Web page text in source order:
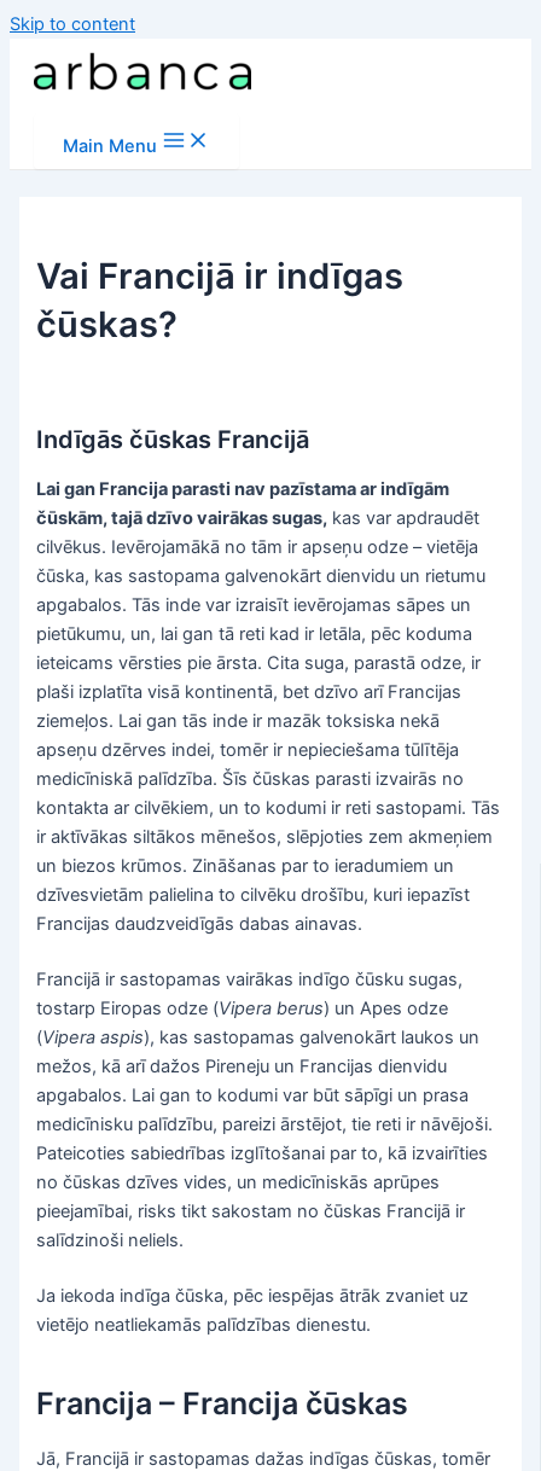
Skip to content
Main Menu
Vai Francijā ir indīgas
čūskas?
Indīgās čūskas Francijā
Lai gan Francija parasti nav pazīstama ar indīgām
čūskām, tajā dzīvo vairākas sugas, kas var apdraudēt
cilvēkus. Ievērojamākā no tām ir apseņu odze – vietēja
čūska, kas sastopama galvenokārt dienvidu un rietumu
apgabalos. Tās inde var izraisīt ievērojamas sāpes un
pietūkumu, un, lai gan tā reti kad ir letāla, pēc koduma
ieteicams vērsties pie ārsta. Cita suga, parastā odze, ir
plaši izplatīta visā kontinentā, bet dzīvo arī Francijas
ziemeļos. Lai gan tās inde ir mazāk toksiska nekā
apseņu dzērves indei, tomēr ir nepieciešama tūlītēja
medicīniskā palīdzība. Šīs čūskas parasti izvairās no
kontakta ar cilvēkiem, un to kodumi ir reti sastopami. Tās
ir aktīvākas siltākos mēnešos, slēpjoties zem akmeņiem
un biezos krūmos. Zināšanas par to ieradumiem un
dzīvesvietām palielina to cilvēku drošību, kuri iepazīst
Francijas daudzveidīgās dabas ainavas.
Francijā ir sastopamas vairākas indīgo čūsku sugas,
tostarp Eiropas odze (Vipera berus) un Apes odze
(Vipera aspis), kas sastopamas galvenokārt laukos un
mežos, kā arī dažos Pireneju un Francijas dienvidu
apgabalos. Lai gan to kodumi var būt sāpīgi un prasa
medicīnisku palīdzību, pareizi ārstējot, tie reti ir nāvējoši.
Pateicoties sabiedrības izglītošanai par to, kā izvairīties
no čūskas dzīves vides, un medicīniskās aprūpes
pieejamībai, risks tikt sakostam no čūskas Francijā ir
salīdzinoši neliels.
Ja iekoda indīga čūska, pēc iespējas ātrāk zvaniet uz
vietējo neatliekamās palīdzības dienestu.
Francija – Francija čūskas
Jā, Francijā ir sastopamas dažas indīgas čūskas, tomēr